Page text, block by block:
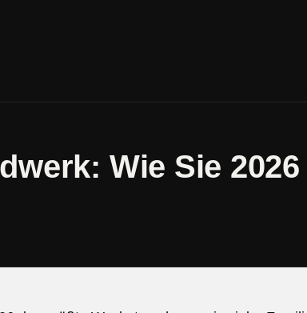
Wie Sie